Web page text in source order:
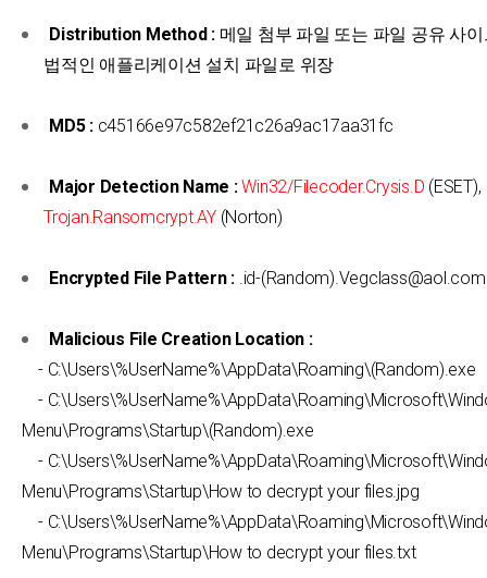
Distribution Method :메일 첨부 파일 또는 파일 공유 사
법적인 애플리케이션 설치 파일로 위장
MD5 :c45166e97c582ef21c26a9ac17aa31fc
Major Detection Name :Win32/Filecoder.Crysis.D (ESET),
Trojan.Ransomcrypt.AY(Norton)
Encrypted File Pattern : .id-
Malicious File Creation Location :
- C:\Users\%UserName%\AppData\Roaming\(Random).exe
-
Menu\Programs\Startup\(Random).exe
-
Menu\Programs\Startup\How to decrypt your files.jpg
-
Menu\Programs\Startup\How to decrypt your files.txt